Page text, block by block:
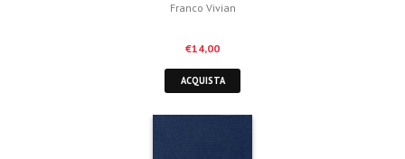
Franco Vivian
€14,00
ACQUISTA